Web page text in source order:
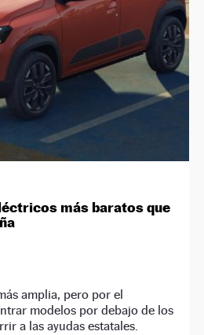
más baratos que
amplia, pero por el
modelos por debajo de los
a las ayudas estatales.